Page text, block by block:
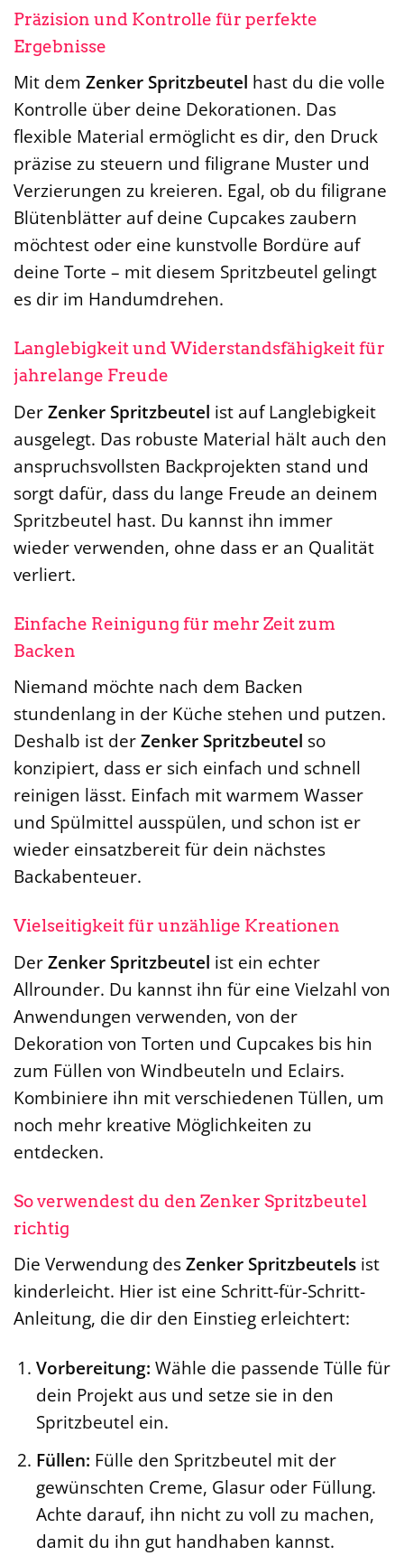
Präzision und Kontrolle für perfekte
Ergebnisse
Mit dem Zenker Spritzbeutel hast du die volle
Kontrolle über deine Dekorationen. Das
flexible Material ermöglicht es dir, den Druck
präzise zu steuern und filigrane Muster und
Verzierungen zu kreieren. Egal, ob du filigrane
Blütenblätter auf deine Cupcakes zaubern
möchtest oder eine kunstvolle Bordüre auf
deine Torte – mit diesem Spritzbeutel gelingt
es dir im Handumdrehen.
Langlebigkeit und Widerstandsfähigkeit für
jahrelange Freude
DerZenker Spritzbeutel ist auf Langlebigkeit
ausgelegt. Das robuste Material hält auch den
anspruchsvollsten Backprojekten stand und
sorgt dafür, dass du lange Freude an deinem
Spritzbeutel hast. Du kannst ihn immer
wieder verwenden, ohne dass er an Qualität
verliert.
Einfache Reinigung für mehr Zeit zum
Backen
Niemand möchte nach dem Backen
stundenlang in der Küche stehen und putzen.
Deshalb ist derZenker Spritzbeutel so
konzipiert, dass er sich einfach und schnell
reinigen lässt. Einfach mit warmem Wasser
und Spülmittel ausspülen, und schon ist er
wieder einsatzbereit für dein nächstes
Backabenteuer.
Vielseitigkeit für unzählige Kreationen
DerZenker Spritzbeutel ist ein echter
Allrounder. Du kannst ihn für eine Vielzahl von
Anwendungen verwenden, von der
Dekoration von Torten und Cupcakes bis hin
zum Füllen von Windbeuteln und Eclairs.
Kombiniere ihn mit verschiedenen Tüllen, um
noch mehr kreative Möglichkeiten zu
entdecken.
So verwendest du den Zenker Spritzbeutel
richtig
Die Verwendung desZenker Spritzbeutels ist
kinderleicht. Hier ist eine Schritt-für-Schritt-
Anleitung, die dir den Einstieg erleichtert:
Vorbereitung: Wähle die passende Tülle für
dein Projekt aus und setze sie in den
Spritzbeutel ein.
Füllen: Fülle den Spritzbeutel mit der
gewünschten Creme, Glasur oder Füllung.
Achte darauf, ihn nicht zu voll zu machen,
damit du ihn gut handhaben kannst.